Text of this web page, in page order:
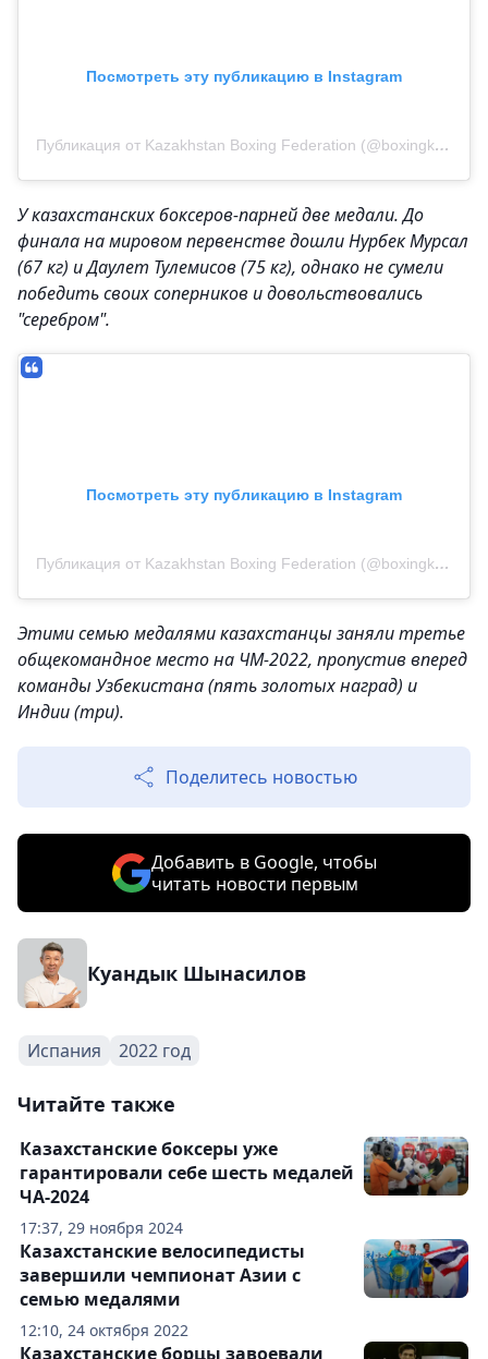
Посмотреть эту публикацию в Instagram
Публикация от Kazakhstan Boxing Federation (@boxingkazakhstan)
У казахстанских боксеров-парней две медали. До
финала на мировом первенстве дошли Нурбек Мурсал
(67 кг) и Даулет Тулемисов (75 кг), однако не сумели
победить своих соперников и довольствовались
"серебром".
Посмотреть эту публикацию в Instagram
Публикация от Kazakhstan Boxing Federation (@boxingkazakhstan)
Этими семью медалями казахстанцы заняли третье
общекомандное место на ЧМ-2022, пропустив вперед
команды Узбекистана (пять золотых наград) и
Индии (три).
Поделитесь новостью
Добавить в Google, чтобы
читать новости первым
Куандык Шынасилов
Испания 2022 год
Читайте также
17:37, 29 ноября 2024
Казахстанские боксеры уже
гарантировали себе шесть медалей
ЧА-2024
12:10, 24 октября 2022
Казахстанские велосипедисты
завершили чемпионат Азии с
семью медалями
Казахстанские борцы завоевали